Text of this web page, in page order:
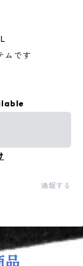
ムです
通報する
品